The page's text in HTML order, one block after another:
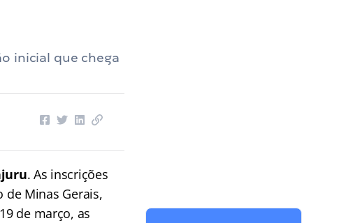
inicial que chega
. As inscrições
de Minas Gerais,
de março, as